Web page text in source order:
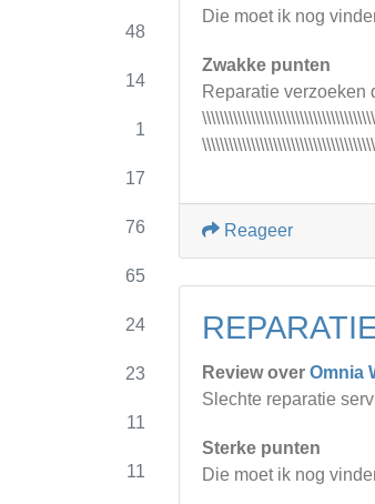
48
14
1
17
76
65
24
23
11
11
Die moet ik nog
Zwakke punten
Reparatie verzoeken
Reageer
Review over Omnia
Slechte reparatie
Sterke punten
Die moet ik nog